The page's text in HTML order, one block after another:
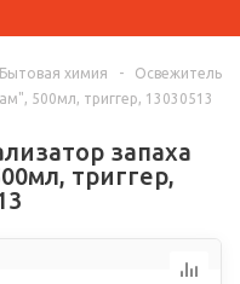
Бытовая химия -
Освежитель
500мл, триггер, 13030513
запаха
триггер,